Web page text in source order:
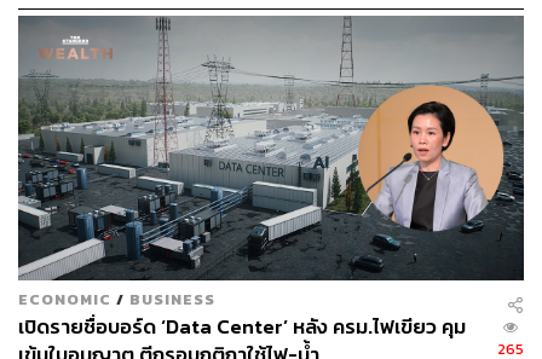
ECONOMIC / BUSINESS
เปิดรายชื่อบอร์ด ‘Data Center’ หลัง ครม.ไฟเขียว คุม
265